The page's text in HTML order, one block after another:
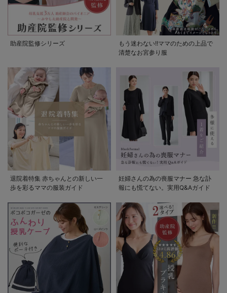
助産院監修シリーズ
もう迷わない!!ママのための上品で
清楚なお宮参り服
退院着特集 赤ちゃんとの新しい一
歩を彩るママの服装ガイド
妊婦さんの為の喪服マナー 急な訃
報にも慌てない。実用Q&Aガイド